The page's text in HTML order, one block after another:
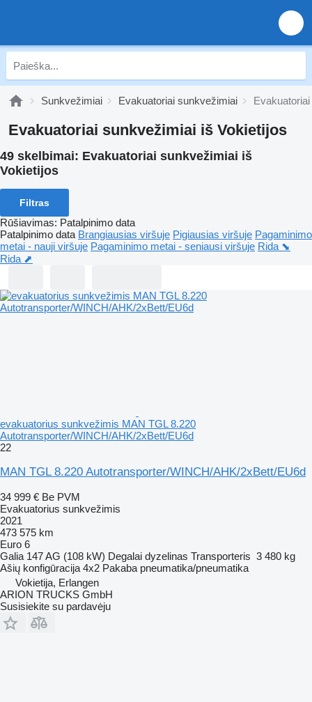
Sunkvežimiai Evakuatoriai sunkvežimiai
Evakuatoriai sunkvežimiai iš Vokietijos
49 skelbimai: Evakuatoriai sunkvežimiai iš
Vokietijos
Filtras
Rūšiavimas: Patalpinimo data
Patalpinimo data Brangiausias viršuje Pigiausias viršuje Pagaminimo
metai - nauji viršuje Pagaminimo metai - seniausi viršuje Rida ⬊
Rida ⬈
evakuatorius sunkvežimis MAN TGL 8.220
Autotransporter/WINCH/AHK/2xBett/EU6d
22
MAN TGL 8.220 Autotransporter/WINCH/AHK/2xBett/EU6d
34 999 € Be PVM
Evakuatorius sunkvežimis
2021
473 575 km
Euro 6
Galia 147 AG (108 kW) Degalai dyzelinas Transporteris 3 480 kg
Ašių konfigūracija 4x2 Pakaba pneumatika/pneumatika
Vokietija, Erlangen
ARION TRUCKS GmbH
Susisiekite su pardavėju